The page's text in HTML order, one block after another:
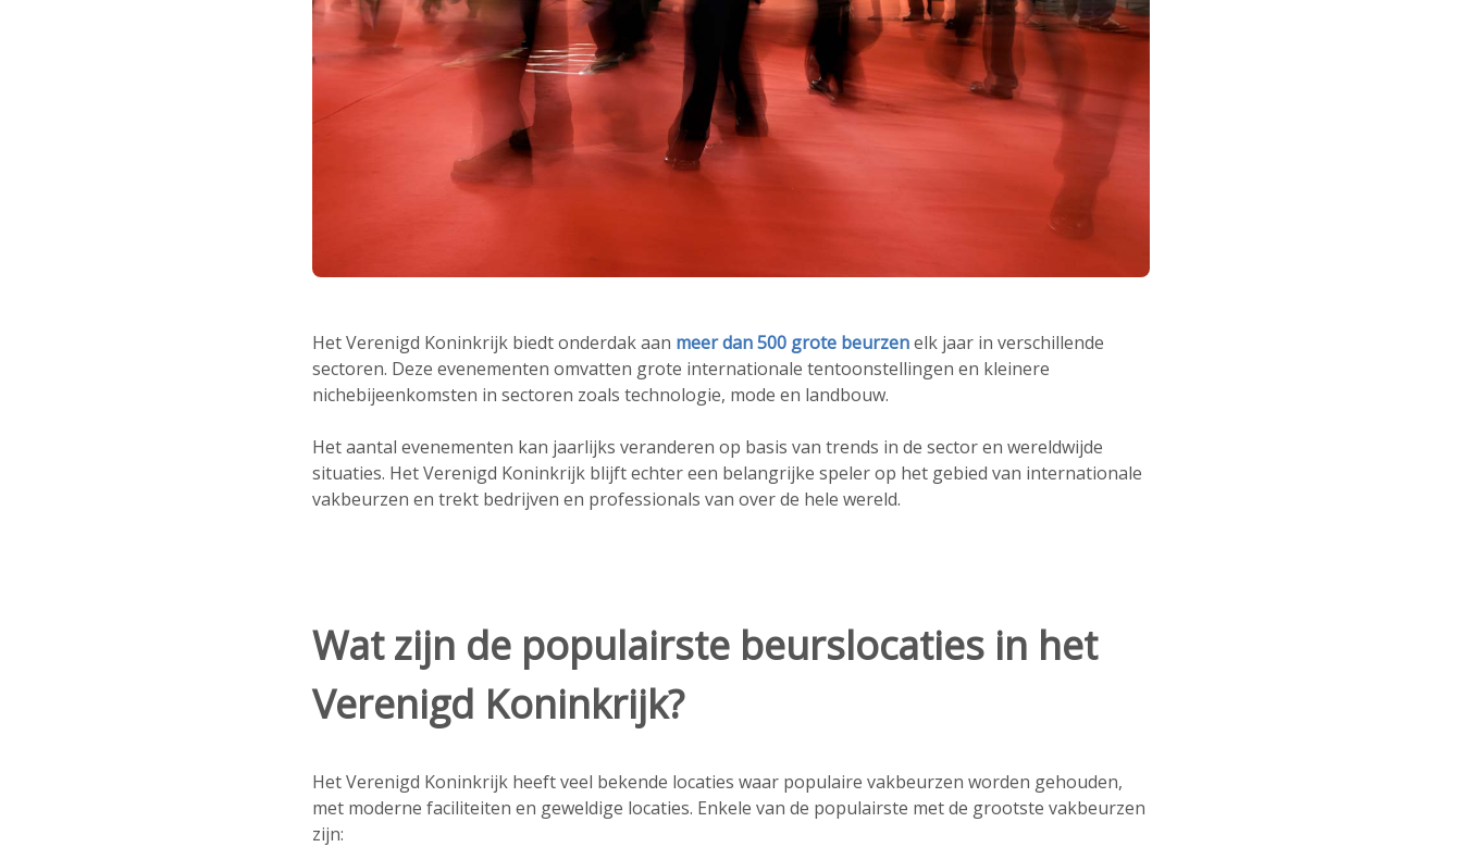
Het Verenigd Koninkrijk biedt onderdak aan meer dan 500 grote beurzenelk jaar in verschillende
sectoren. Deze evenementen omvatten grote internationale tentoonstellingen en kleinere
nichebijeenkomsten in sectoren zoals technologie, mode en landbouw.
Het aantal evenementen kan jaarlijks veranderen op basis van trends in de sector en wereldwijde
situaties. Het Verenigd Koninkrijk blijft echter een belangrijke speler op het gebied van internationale
vakbeurzen en trekt bedrijven en professionals van over de hele wereld.
Wat zijn de populairste beurslocaties in het
Verenigd Koninkrijk?
Het Verenigd Koninkrijk heeft veel bekende locaties waar populaire vakbeurzen worden gehouden,
met moderne faciliteiten en geweldige locaties. Enkele van de populairste met de grootste vakbeurzen
zijn: